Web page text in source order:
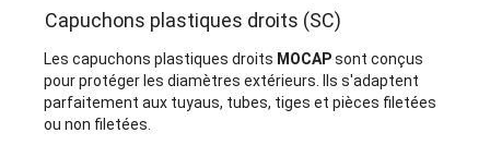
Capuchons plastiques droits (SC)
Les capuchons plastiques droits MOCAPsont conçus
pour protéger les diamètres extérieurs. Ils s'adaptent
parfaitement aux tuyaus, tubes, tiges et pièces filetées
ou non filetées.